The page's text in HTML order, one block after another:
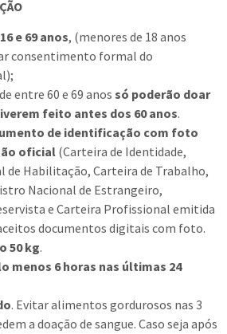
e 69 anos, (menores de 18 anos
consentimento formal do
entre 60 e 69 anos só poderão doar
feito antes dos 60 anos.
de identificação com foto
oficial (Carteira de Identidade,
de Habilitação, Carteira de Trabalho,
Nacional de Estrangeiro,
e Carteira Profissional emitida
documentos digitais com foto.
50 kg.
menos 6 horas nas últimas 24
. Evitar alimentos gordurosos nas 3
a doação de sangue. Caso seja após